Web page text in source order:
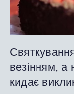
везінням, а
кидає